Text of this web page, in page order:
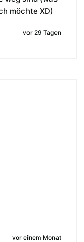
möchte XD)
vor 29 Tagen
vor einem Monat